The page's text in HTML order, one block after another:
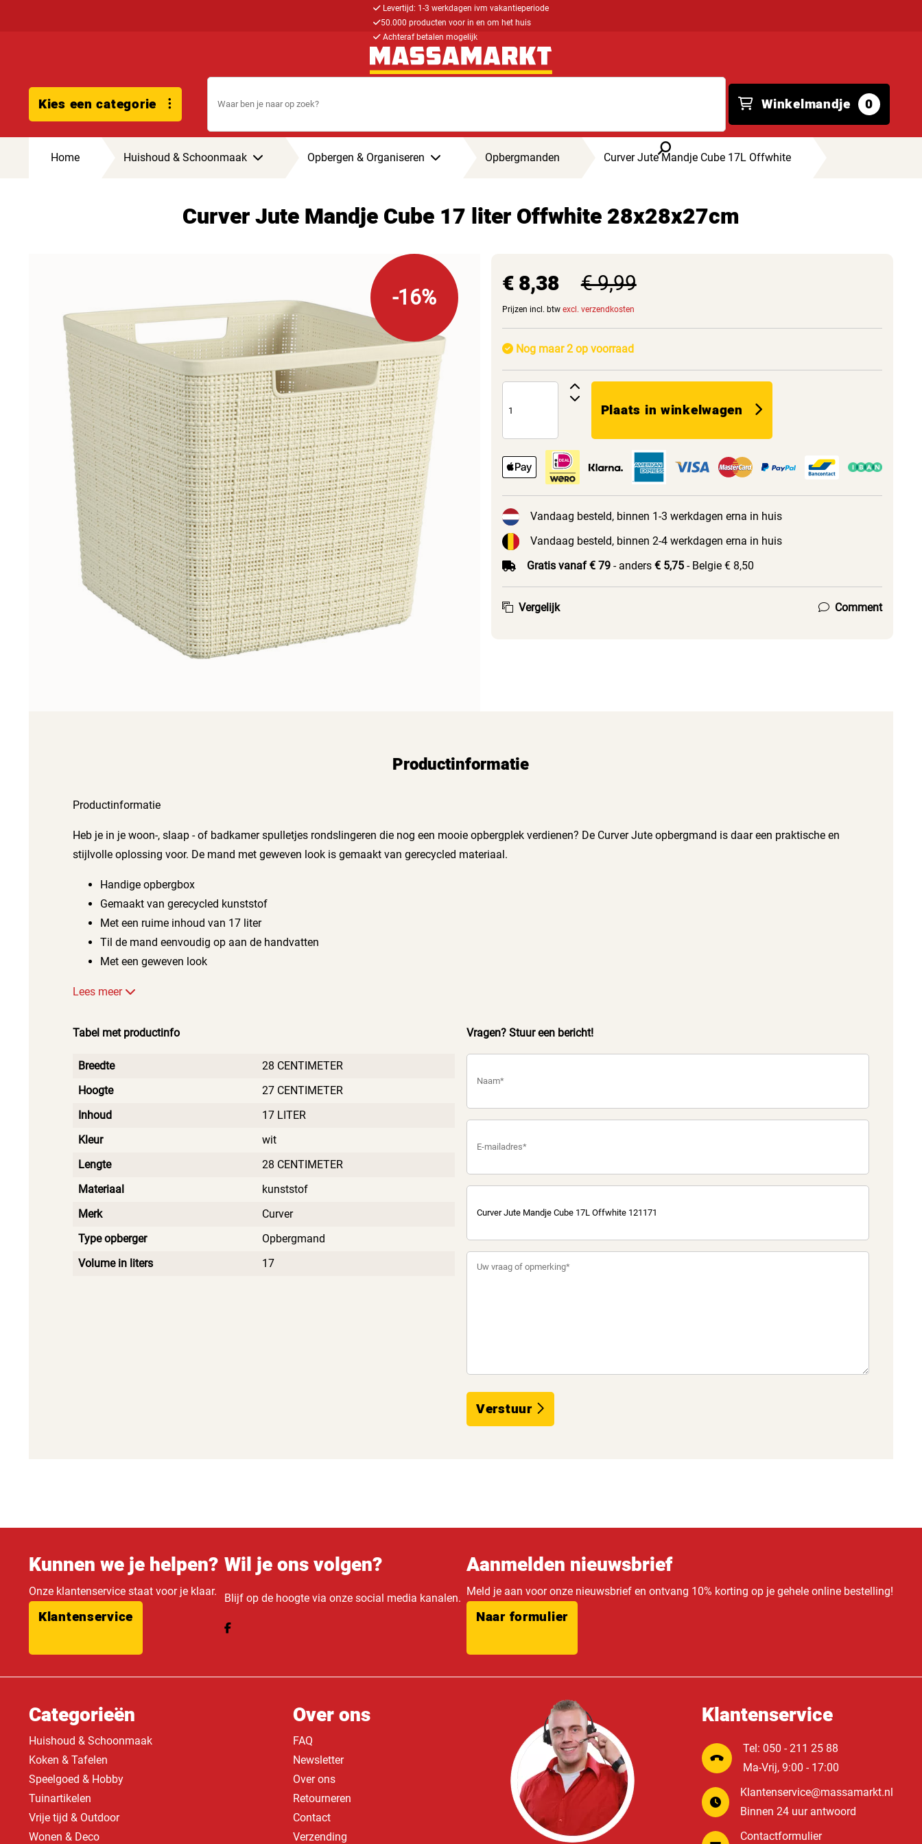
Levertijd: 1-3 werkdagen ivm vakantieperiode
50.000 producten voor in en om het huis
Achteraf betalen mogelijk
Kies een categorie Winkelmandje 0
Home Huishoud & Schoonmaak Opbergen & Organiseren Opbergmanden Curver Jute Mandje Cube 17L Offwhite
Curver Jute Mandje Cube 17 liter Offwhite 28x28x27cm
-16% € 8,38 € 9,99
Prijzen incl. btw excl. verzendkosten
Nog maar 2 op voorraad
Plaats in winkelwagen
Vandaag besteld, binnen 1-3 werkdagen erna in huis
Vandaag besteld, binnen 2-4 werkdagen erna in huis
Gratis vanaf € 79- anders € 5,75- Belgie € 8,50
Vergelijk Comment
Productinformatie
Productinformatie
Heb je in je woon-, slaap - of badkamer spulletjes rondslingeren die nog een mooie opbergplek verdienen? De Curver Jute opbergmand is daar een praktische en
stijlvolle oplossing voor. De mand met geweven look is gemaakt van gerecycled materiaal.
Handige opbergbox
Gemaakt van gerecycled kunststof
Met een ruime inhoud van 17 liter
Til de mand eenvoudig op aan de handvatten
Met een geweven look
Lees meer
Tabel met productinfo
Breedte
28 CENTIMETER
Hoogte
27 CENTIMETER
Inhoud
17 LITER
Kleur
wit
Lengte
28 CENTIMETER
Materiaal
kunststof
Merk
Curver
Type opberger
Opbergmand
Volume in liters
17
Vragen? Stuur een bericht!
Verstuur
Kunnen we je helpen?
Onze klantenservice staat voor je klaar.
Klantenservice
Wil je ons volgen?
Blijf op de hoogte via onze social media kanalen.
Aanmelden nieuwsbrief
Meld je aan voor onze nieuwsbrief en ontvang 10% korting op je gehele online bestelling!
Naar formulier
Categorieën
Huishoud & Schoonmaak
Koken & Tafelen
Speelgoed & Hobby
Tuinartikelen
Vrije tijd & Outdoor
Wonen & Deco
Over ons
FAQ
Newsletter
Over ons
Retourneren
Contact
Verzending
Klantenservice
Tel: 050 - 211 25 88
Ma-Vrij, 9:00 - 17:00
Klantenservice@massamarkt.nl
Binnen 24 uur antwoord
Contactformulier